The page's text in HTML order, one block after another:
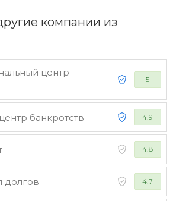
компании из
центр
5
банкротств 4.9
4.8
долгов 4.7